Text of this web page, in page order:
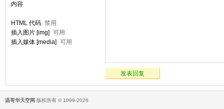
内容
HTML 代码 禁用
插入图片 [img] 可用
插入媒体 [media] 可用
发表回复
温哥华天空网 版权所有 © 1999-2026